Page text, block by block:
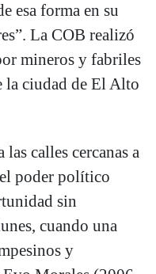
esa forma en su
La COB realizó
mineros y fabriles
la ciudad de El Alto
calles cercanas a
poder político
sin
cuando una
y